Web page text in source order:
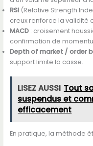
RSI(Relative Strength
creux renforce la validité
MACD: croisement
confirmation de
Depth of market / order
support limite la casse.
LISEZ AUSSI Tout
suspendus et
efficacement
En pratique, la méthode